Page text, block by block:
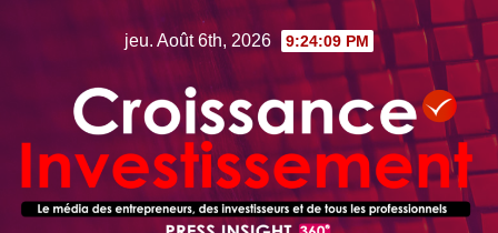
jeu. Août 6th, 2026 9:24:10 PM